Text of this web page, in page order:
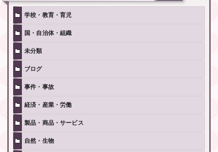
学校・教育・育児
国・自治体・組織
未分類
ブログ
事件・事故
経済・産業・労働
製品・商品・サービス
自然・生物